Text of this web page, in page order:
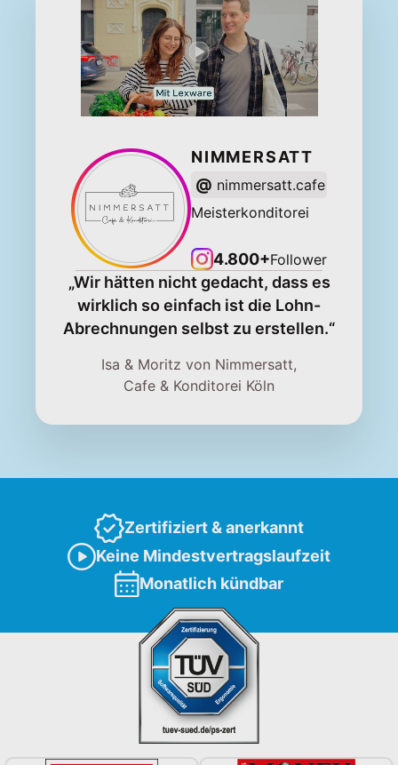
NIMMERSATT
@ nimmersatt.cafe
Meisterkonditorei
4.800+Follower
„Wir hätten nicht gedacht, dass es
wirklich so einfach ist die Lohn-
Abrechnungen selbst zu erstellen.“
Isa & Moritz von Nimmersatt,
Cafe & Konditorei Köln
Zertifiziert & anerkannt
Keine Mindestvertragslaufzeit
Monatlich kündbar